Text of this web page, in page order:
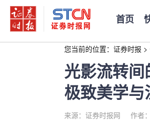
首页
您当前的位置： 证券时报 >
光影流转
极致美学
来源：证券时报网 作者